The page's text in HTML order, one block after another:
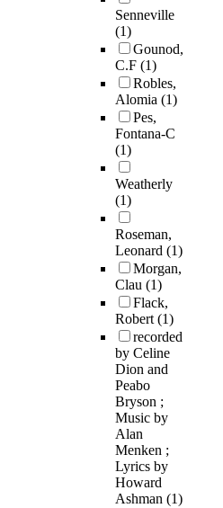
Senneville
(1)
Gounod,
C.F (1)
Robles,
Alomia (1)
Pes,
Fontana-C
(1)
Weatherly
(1)
Roseman,
Leonard (1)
Morgan,
Clau (1)
Flack,
Robert(1)
recorded
by Celine
Dion and
Peabo
Bryson ;
Music by
Alan
Menken ;
Lyrics by
Howard
Ashman (1)